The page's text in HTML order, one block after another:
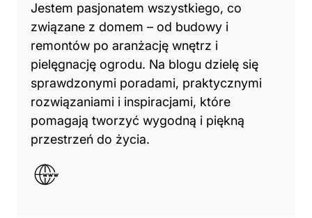
Jestem pasjonatem wszystkiego, co
związane z domem – od budowy i
remontów po aranżację wnętrz i
pielęgnację ogrodu. Na blogu dzielę się
sprawdzonymi poradami, praktycznymi
rozwiązaniami i inspiracjami, które
pomagają tworzyć wygodną i piękną
przestrzeń do życia.